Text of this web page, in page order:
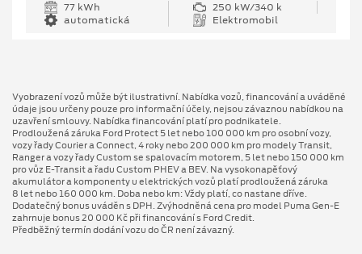
77 kWh
250 kW/340 k
automatická
Elektromobil
Vyobrazení vozů může být ilustrativní. Nabídka vozů, financování a uváděné
údaje jsou určeny pouze pro informační účely, nejsou závaznou nabídkou na
uzavření smlouvy. Nabídka financování platí pro podnikatele.
Prodloužená záruka Ford Protect 5 let nebo 100 000 km pro osobní vozy,
vozy řady Courier a Connect, 4 roky nebo 200 000 km pro modely Transit,
Ranger a vozy řady Custom se spalovacím motorem, 5 let nebo 150 000 km
pro vůz E-Transit a řadu Custom PHEV a BEV. Na vysokonapěťový
akumulátor a komponenty u elektrických vozů platí prodloužená záruka
8 let nebo 160 000 km. Doba nebo km: Vždy platí, co nastane dříve.
Dodatečný bonus uváděn s DPH. Zvýhodněná cena pro model Puma Gen⁠-⁠E
zahrnuje bonus 20 000 Kč při financování s Ford Credit.
Předběžný termín dodání vozu do ČR není závazný.